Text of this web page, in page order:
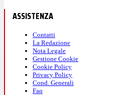
ASSISTENZA
Contatti
La Redazione
Nota Legale
Gestione Cookie
Cookie Policy
Privacy Policy
Cond. Generali
Faq